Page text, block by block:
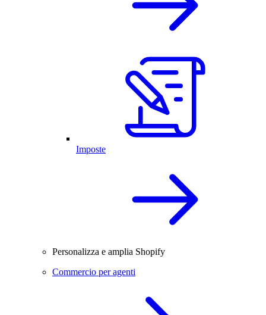
Imposte
Personalizza e amplia Shopify
Commercio per agenti